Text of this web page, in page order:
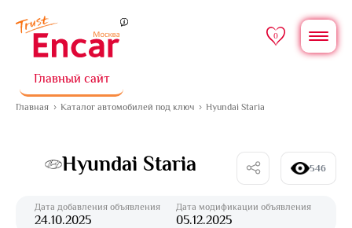
0
Главный сайт
Главная Каталог автомобилей под ключ Hyundai Staria
Hyundai Staria 546
Дата добавления объявления
24.10.2025
Дата модификации объявления
05.12.2025